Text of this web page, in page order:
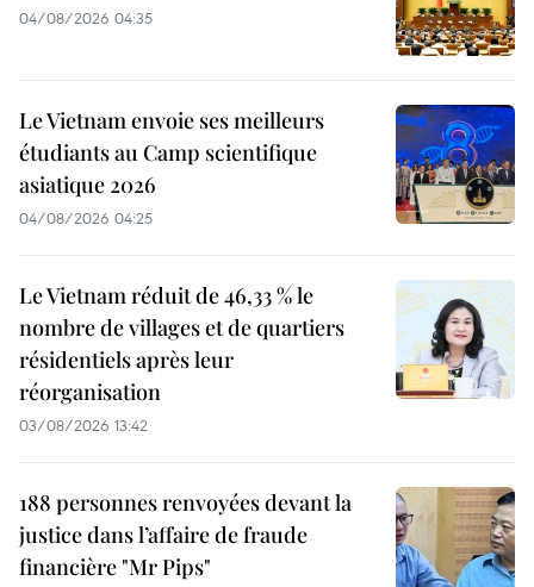
04/08/2026 04:35
Le Vietnam envoie ses meilleurs
étudiants au Camp scientifique
asiatique 2026
04/08/2026 04:25
Le Vietnam réduit de 46,33 % le
nombre de villages et de quartiers
résidentiels après leur
réorganisation
03/08/2026 13:42
188 personnes renvoyées devant la
justice dans l’affaire de fraude
financière "Mr Pips"